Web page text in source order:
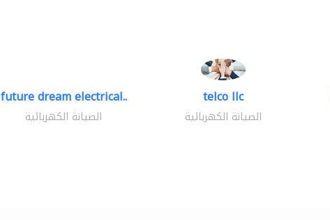
future dream electrical..
الصيانة الكهربائية
telco llc
الصيانة الكهربائية